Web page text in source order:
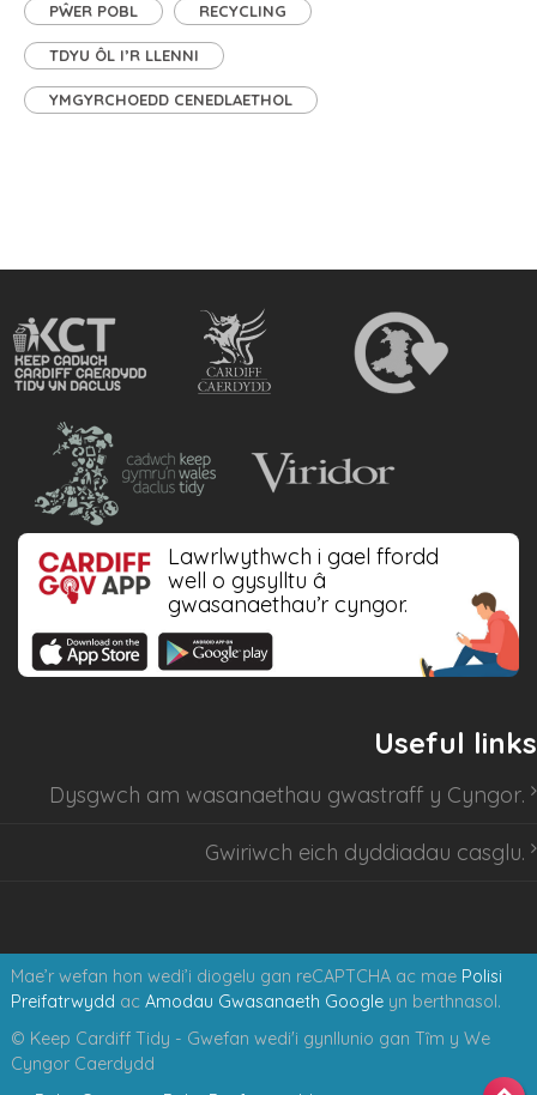
PŴER POBL RECYCLING
TDYU ÔL I’R LLENNI
YMGYRCHOEDD CENEDLAETHOL
Lawrlwythwch i gael ffordd
well o gysylltu â
gwasanaethau’r cyngor.
Useful links
Dysgwch am wasanaethau gwastraff y Cyngor.
Gwiriwch eich dyddiadau casglu.
Mae’r wefan hon wedi’i diogelu gan reCAPTCHA ac mae Polisi
Preifatrwydd ac Amodau Gwasanaeth Google yn berthnasol.
© Keep Cardiff Tidy - Gwefan wedi'i gynllunio gan Tȋm y We
Cyngor Caerdydd